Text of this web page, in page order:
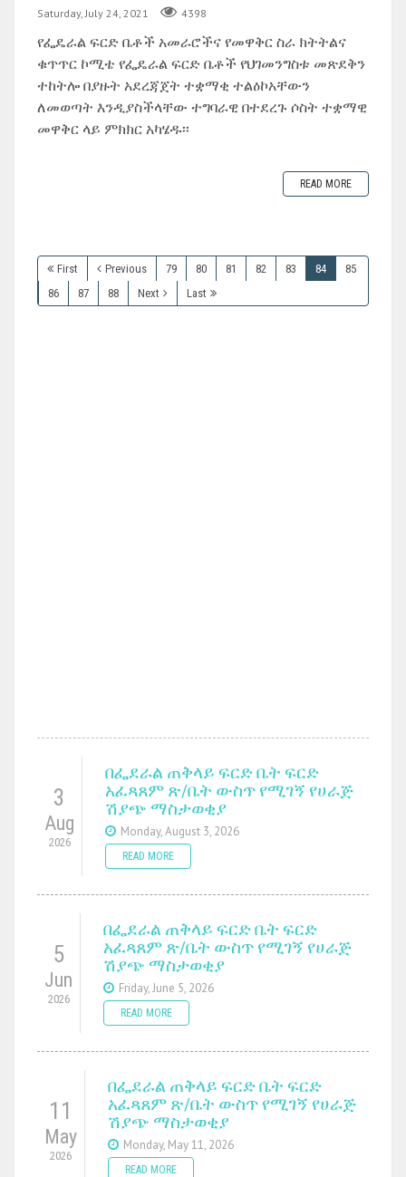
Saturday, July 24, 2021 4398
የፌዴራል ፍርድ ቤቶች አመራሮችና የመዋቅር ስራ ክትትልና
ቁጥጥር ኮሚቴ የፌዴራል ፍርድ ቤቶች የህገመንግስቱ መጽደቅን
ተከትሎ በያዙት አደረጃጀት ተቋማቂ ተልዕኮአቸውን
ለመወጣት እንዲያስችላቸው ተግባራዊ በተደረጉ ሶስት ተቋማዊ
መዋቅር ላይ ምክክር አካሄዱ፡፡
READ MORE
First Previous 79 80 81 82 83 84
85
86
87 88 Next Last
3
Aug
2026
በፌደራል ጠቅላይ ፍርድ ቤት ፍርድ
አፈጻጸም ጽ/ቤት ውስጥ የሚገኝ የሀራጅ
ሽያጭ ማስታወቂያ
Monday, August 3, 2026
READ MORE
5
Jun
2026
በፌደራል ጠቅላይ ፍርድ ቤት ፍርድ
አፈጻጸም ጽ/ቤት ውስጥ የሚገኝ የሀራጅ
ሽያጭ ማስታወቂያ
Friday, June 5, 2026
READ MORE
11
May
2026
በፌደራል ጠቅላይ ፍርድ ቤት ፍርድ
አፈጻጸም ጽ/ቤት ውስጥ የሚገኝ የሀራጅ
ሽያጭ ማስታወቂያ
Monday, May 11, 2026
READ MORE